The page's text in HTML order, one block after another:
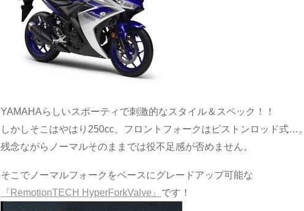
YAMAHAらしいスポーティで刺激的なスタイル＆スペック！！
しかしそこはやはり250cc、フロントフォークはピストンロッド式…。
残念ながらノーマルそのままでは役不足感が否めません。
そこでノーマルフォークをベースにグレードアップ可能な
『RemotionTECH HyperForkValve』 です！